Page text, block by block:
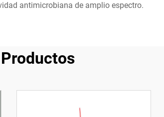
antimicrobiana de amplio espectro.